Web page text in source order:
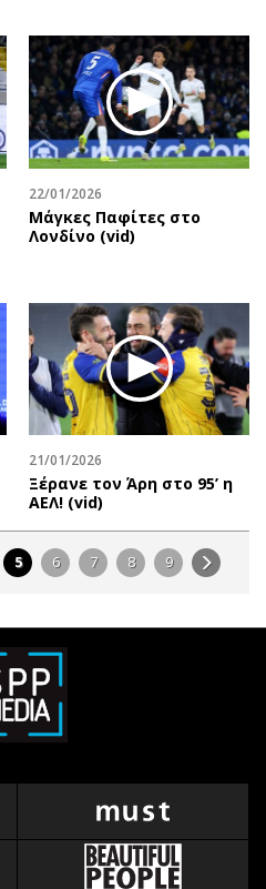
22/01/2026
Μάγκες Παφίτες στο
Λονδίνο (vid)
21/01/2026
Ξέρανε τον Άρη στο 95’ η
ΑΕΛ! (vid)
5 6 7 8 9